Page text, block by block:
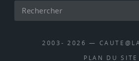
2003- 2026 —
PLAN DU SITE